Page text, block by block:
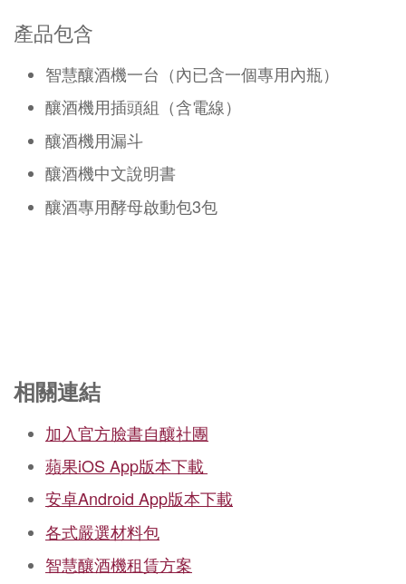
產品包含
智慧釀酒機一台（內已含一個專用內瓶）
釀酒機用插頭組（含電線）
釀酒機用漏斗
釀酒機中文說明書
釀酒專用酵母啟動包3包
相關連結
加入官方臉書自釀社團
蘋果iOS App版本下載
安卓Android App版本下載
各式嚴選材料包
智慧釀酒機租賃方案